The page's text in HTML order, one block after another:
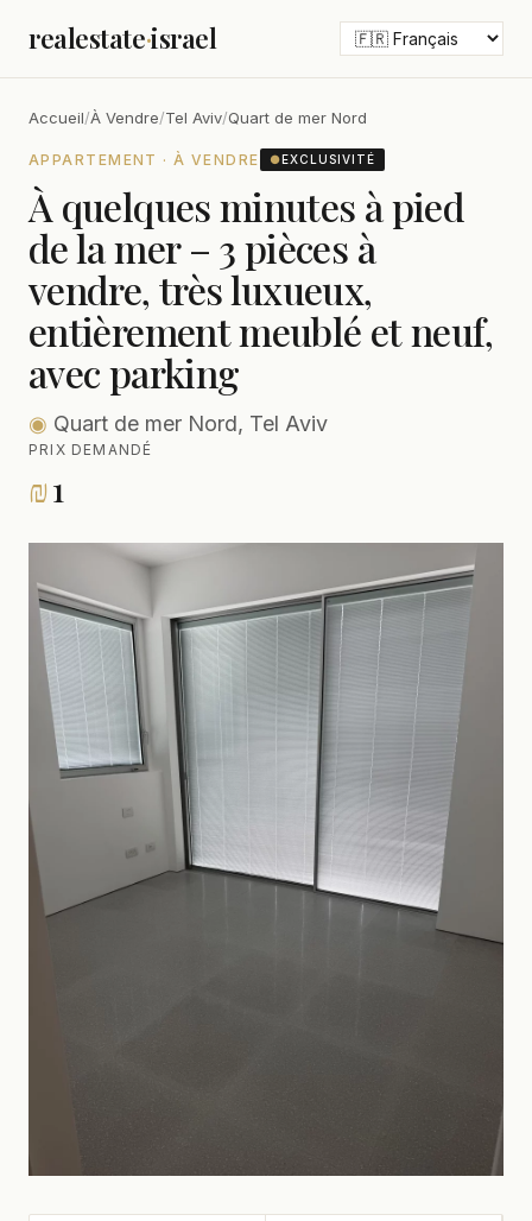
realestate·israel
Accueil/À Vendre/Tel Aviv/Quart de mer Nord
APPARTEMENT · À VENDRE ●EXCLUSIVITÉ
À quelques minutes à pied
de la mer – 3 pièces à
vendre, très luxueux,
entièrement meublé et neuf,
avec parking
◉ Quart de mer Nord, Tel Aviv
PRIX DEMANDÉ
₪1